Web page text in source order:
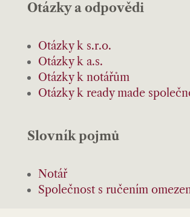
Otázky a odpovědi
Otázky k s.r.o.
Otázky k a.s.
Otázky k notářům
Otázky k ready made
Slovník pojmů
Notář
Společnost s ručením